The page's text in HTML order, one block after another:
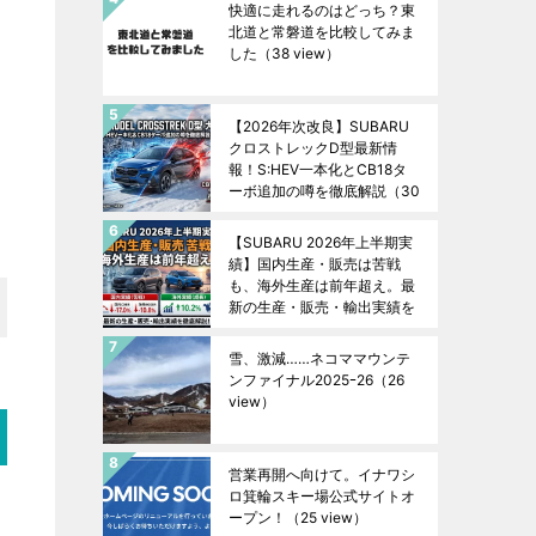
快適に走れるのはどっち？東
北道と常磐道を比較してみま
した （38 view）
【2026年次改良】SUBARU
クロストレックD型最新情
報！S:HEV一本化とCB18タ
ーボ追加の噂を徹底解説 （30
【SUBARU 2026年上半期実
績】国内生産・販売は苦戦
も、海外生産は前年超え。最
新の生産・販売・輸出実績を
雪、激減……ネコママウンテ
ンファイナル2025ｰ26 （26
view）
営業再開へ向けて。イナワシ
ロ箕輪スキー場公式サイトオ
ープン！
（25 view）